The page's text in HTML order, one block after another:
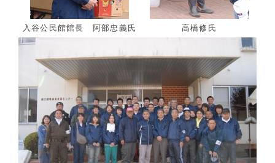
入谷公民館館長 阿部忠義氏 高橋修氏